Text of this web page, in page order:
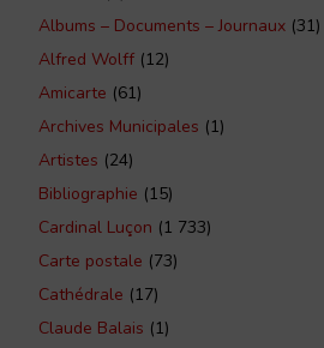
Albums – Documents – Journaux (31)
Alfred Wolff (12)
Amicarte (61)
Archives Municipales (1)
Artistes (24)
Bibliographie (15)
Cardinal Luçon (1 733)
Carte postale (73)
Cathédrale (17)
Claude Balais (1)